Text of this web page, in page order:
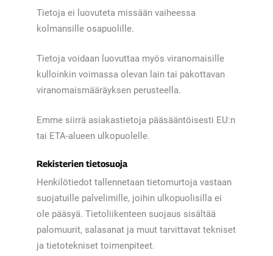
Tietoja ei luovuteta missään vaiheessa
kolmansille osapuolille.
Tietoja voidaan luovuttaa myös viranomaisille
kulloinkin voimassa olevan lain tai pakottavan
viranomaismääräyksen perusteella.
Emme siirrä asiakastietoja pääsääntöisesti EU:n
tai ETA-alueen ulkopuolelle.
Rekisterien tietosuoja
Henkilötiedot tallennetaan tietomurtoja vastaan
suojatuille palvelimille, joihin ulkopuolisilla ei
ole pääsyä. Tietoliikenteen suojaus sisältää
palomuurit, salasanat ja muut tarvittavat tekniset
ja tietotekniset toimenpiteet.